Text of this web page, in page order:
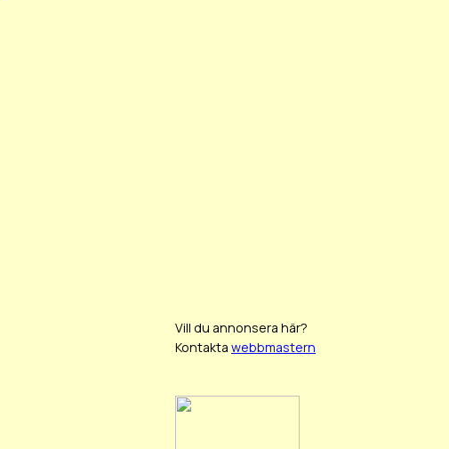
Vill du annonsera här?
Kontakta webbmastern